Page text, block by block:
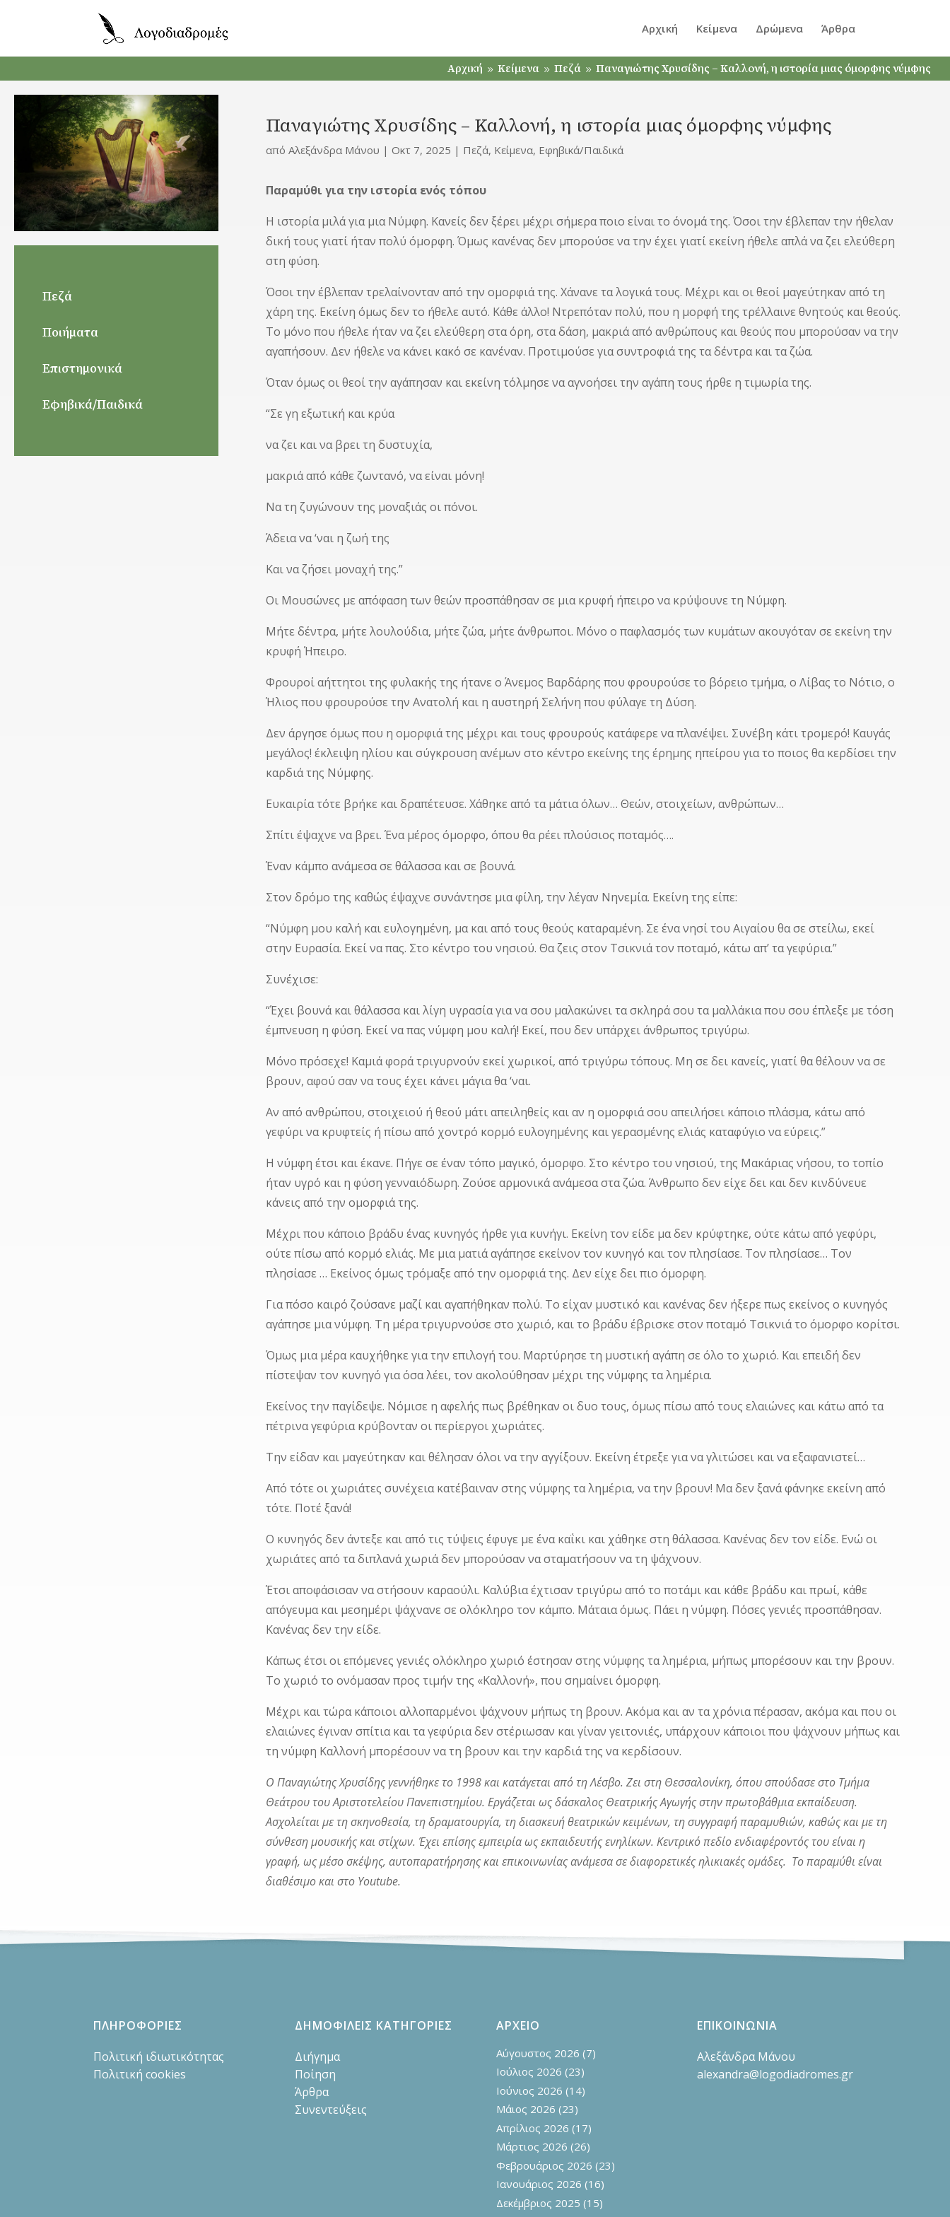
Αρχική Κείμενα Δρώμενα Άρθρα
Αρχική 9 Κείμενα 9 Πεζά 9 Παναγιώτης Χρυσίδης – Καλλονή, η ιστορία μιας όμορφης νύμφης
Πεζά
Ποιήματα
Επιστημονικά
Εφηβικά/Παιδικά
Παναγιώτης Χρυσίδης – Καλλονή, η ιστορία μιας όμορφης νύμφης
απόΑλεξάνδρα Μάνου |Οκτ 7, 2025 | Πεζά, Κείμενα, Εφηβικά/Παιδικά
Παραμύθι για την ιστορία ενός τόπου
Η ιστορία μιλά για μια Νύμφη. Κανείς δεν ξέρει μέχρι σήμερα ποιο είναι το όνομά της. Όσοι την έβλεπαν την ήθελαν
δική τους γιατί ήταν πολύ όμορφη. Όμως κανένας δεν μπορούσε να την έχει γιατί εκείνη ήθελε απλά να ζει ελεύθερη
στη φύση.
Όσοι την έβλεπαν τρελαίνονταν από την ομορφιά της. Χάνανε τα λογικά τους. Μέχρι και οι θεοί μαγεύτηκαν από τη
χάρη της. Εκείνη όμως δεν το ήθελε αυτό. Κάθε άλλο! Ντρεπόταν πολύ, που η μορφή της τρέλλαινε θνητούς και θεούς.
Το μόνο που ήθελε ήταν να ζει ελεύθερη στα όρη, στα δάση, μακριά από ανθρώπους και θεούς που μπορούσαν να την
αγαπήσουν. Δεν ήθελε να κάνει κακό σε κανέναν. Προτιμούσε για συντροφιά της τα δέντρα και τα ζώα.
Όταν όμως οι θεοί την αγάπησαν και εκείνη τόλμησε να αγνοήσει την αγάπη τους ήρθε η τιμωρία της.
“Σε γη εξωτική και κρύα
να ζει και να βρει τη δυστυχία,
μακριά από κάθε ζωντανό, να είναι μόνη!
Να τη ζυγώνουν της μοναξιάς οι πόνοι.
Άδεια να ‘ναι η ζωή της
Και να ζήσει μοναχή της.”
Οι Μουσώνες με απόφαση των θεών προσπάθησαν σε μια κρυφή ήπειρο να κρύψουνε τη Νύμφη.
Μήτε δέντρα, μήτε λουλούδια, μήτε ζώα, μήτε άνθρωποι. Μόνο ο παφλασμός των κυμάτων ακουγόταν σε εκείνη την
κρυφή Ήπειρο.
Φρουροί αήττητοι της φυλακής της ήτανε ο Άνεμος Βαρδάρης που φρουρούσε το βόρειο τμήμα, ο Λίβας το Νότιο, ο
Ήλιος που φρουρούσε την Ανατολή και η αυστηρή Σελήνη που φύλαγε τη Δύση.
Δεν άργησε όμως που η ομορφιά της μέχρι και τους φρουρούς κατάφερε να πλανέψει. Συνέβη κάτι τρομερό! Καυγάς
μεγάλος! έκλειψη ηλίου και σύγκρουση ανέμων στο κέντρο εκείνης της έρημης ηπείρου για το ποιος θα κερδίσει την
καρδιά της Νύμφης.
Ευκαιρία τότε βρήκε και δραπέτευσε. Χάθηκε από τα μάτια όλων… Θεών, στοιχείων, ανθρώπων…
Σπίτι έψαχνε να βρει. Ένα μέρος όμορφο, όπου θα ρέει πλούσιος ποταμός….
Έναν κάμπο ανάμεσα σε θάλασσα και σε βουνά.
Στον δρόμο της καθώς έψαχνε συνάντησε μια φίλη, την λέγαν Νηνεμία. Εκείνη της είπε:
“Νύμφη μου καλή και ευλογημένη, μα και από τους θεούς καταραμένη. Σε ένα νησί του Αιγαίου θα σε στείλω, εκεί
στην Ευρασία. Εκεί να πας. Στο κέντρο του νησιού. Θα ζεις στον Τσικνιά τον ποταμό, κάτω απ’ τα γεφύρια.”
Συνέχισε:
“Έχει βουνά και θάλασσα και λίγη υγρασία για να σου μαλακώνει τα σκληρά σου τα μαλλάκια που σου έπλεξε με τόση
έμπνευση η φύση. Εκεί να πας νύμφη μου καλή! Εκεί, που δεν υπάρχει άνθρωπος τριγύρω.
Μόνο πρόσεχε! Καμιά φορά τριγυρνούν εκεί χωρικοί, από τριγύρω τόπους. Μη σε δει κανείς, γιατί θα θέλουν να σε
βρουν, αφού σαν να τους έχει κάνει μάγια θα ‘ναι.
Αν από ανθρώπου, στοιχειού ή θεού μάτι απειληθείς και αν η ομορφιά σου απειλήσει κάποιο πλάσμα, κάτω από
γεφύρι να κρυφτείς ή πίσω από χοντρό κορμό ευλογημένης και γερασμένης ελιάς καταφύγιο να εύρεις.”
Η νύμφη έτσι και έκανε. Πήγε σε έναν τόπο μαγικό, όμορφο. Στο κέντρο του νησιού, της Μακάριας νήσου, το τοπίο
ήταν υγρό και η φύση γενναιόδωρη. Ζούσε αρμονικά ανάμεσα στα ζώα. Άνθρωπο δεν είχε δει και δεν κινδύνευε
κάνεις από την ομορφιά της.
Μέχρι που κάποιο βράδυ ένας κυνηγός ήρθε για κυνήγι. Εκείνη τον είδε μα δεν κρύφτηκε, ούτε κάτω από γεφύρι,
ούτε πίσω από κορμό ελιάς. Με μια ματιά αγάπησε εκείνον τον κυνηγό και τον πλησίασε. Τον πλησίασε… Τον
πλησίασε … Εκείνος όμως τρόμαξε από την ομορφιά της. Δεν είχε δει πιο όμορφη.
Για πόσο καιρό ζούσανε μαζί και αγαπήθηκαν πολύ. Το είχαν μυστικό και κανένας δεν ήξερε πως εκείνος ο κυνηγός
αγάπησε μια νύμφη. Τη μέρα τριγυρνούσε στο χωριό, και το βράδυ έβρισκε στον ποταμό Τσικνιά το όμορφο κορίτσι.
Όμως μια μέρα καυχήθηκε για την επιλογή του. Μαρτύρησε τη μυστική αγάπη σε όλο το χωριό. Και επειδή δεν
πίστεψαν τον κυνηγό για όσα λέει, τον ακολούθησαν μέχρι της νύμφης τα λημέρια.
Εκείνος την παγίδεψε. Νόμισε η αφελής πως βρέθηκαν οι δυο τους, όμως πίσω από τους ελαιώνες και κάτω από τα
πέτρινα γεφύρια κρύβονταν οι περίεργοι χωριάτες.
Την είδαν και μαγεύτηκαν και θέλησαν όλοι να την αγγίξουν. Εκείνη έτρεξε για να γλιτώσει και να εξαφανιστεί…
Από τότε οι χωριάτες συνέχεια κατέβαιναν στης νύμφης τα λημέρια, να την βρουν! Μα δεν ξανά φάνηκε εκείνη από
τότε. Ποτέ ξανά!
Ο κυνηγός δεν άντεξε και από τις τύψεις έφυγε με ένα καΐκι και χάθηκε στη θάλασσα. Κανένας δεν τον είδε. Ενώ οι
χωριάτες από τα διπλανά χωριά δεν μπορούσαν να σταματήσουν να τη ψάχνουν.
Έτσι αποφάσισαν να στήσουν καραούλι. Καλύβια έχτισαν τριγύρω από το ποτάμι και κάθε βράδυ και πρωί, κάθε
απόγευμα και μεσημέρι ψάχνανε σε ολόκληρο τον κάμπο. Μάταια όμως. Πάει η νύμφη. Πόσες γενιές προσπάθησαν.
Κανένας δεν την είδε.
Κάπως έτσι οι επόμενες γενιές ολόκληρο χωριό έστησαν στης νύμφης τα λημέρια, μήπως μπορέσουν και την βρουν.
Το χωριό το ονόμασαν προς τιμήν της «Καλλονή», που σημαίνει όμορφη.
Μέχρι και τώρα κάποιοι αλλοπαρμένοι ψάχνουν μήπως τη βρουν. Ακόμα και αν τα χρόνια πέρασαν, ακόμα και που οι
ελαιώνες έγιναν σπίτια και τα γεφύρια δεν στέριωσαν και γίναν γειτονιές, υπάρχουν κάποιοι που ψάχνουν μήπως και
τη νύμφη Καλλονή μπορέσουν να τη βρουν και την καρδιά της να κερδίσουν.
Ο Παναγιώτης Χρυσίδης γεννήθηκε το 1998 και κατάγεται από τη Λέσβο. Ζει στη Θεσσαλονίκη, όπου σπούδασε στο Τμήμα
Θεάτρου του Αριστοτελείου Πανεπιστημίου. Εργάζεται ως δάσκαλος Θεατρικής Αγωγής στην πρωτοβάθμια εκπαίδευση.
Ασχολείται με τη σκηνοθεσία, τη δραματουργία, τη διασκευή θεατρικών κειμένων, τη συγγραφή παραμυθιών, καθώς και με τη
σύνθεση μουσικής και στίχων. Έχει επίσης εμπειρία ως εκπαιδευτής ενηλίκων. Κεντρικό πεδίο ενδιαφέροντός του είναι η
γραφή, ως μέσο σκέψης, αυτοπαρατήρησης και επικοινωνίας ανάμεσα σε διαφορετικές ηλικιακές ομάδες. Το παραμύθι είναι
διαθέσιμο και στο Youtube.
ΠΛΗΡΟΦΟΡΙΕΣ
Πολιτική ιδιωτικότητας
Πολιτική cookies
ΔΗΜΟΦΙΛΕΙΣ ΚΑΤΗΓΟΡΙΕΣ
Διήγημα
Ποίηση
Άρθρα
Συνεντεύξεις
ΑΡΧΕΙΟ
Αύγουστος 2026 (7)
Ιούλιος 2026 (23)
Ιούνιος 2026 (14)
Μάιος 2026 (23)
Απρίλιος 2026 (17)
Μάρτιος 2026 (26)
Φεβρουάριος 2026 (23)
Ιανουάριος 2026 (16)
Δεκέμβριος 2025 (15)
ΕΠΙΚΟΙΝΩΝΙΑ
Αλεξάνδρα Μάνου
alexandra@logodiadromes.gr